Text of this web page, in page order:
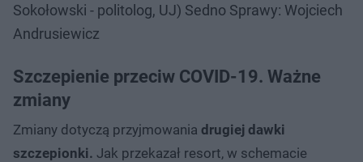
Sokołowski - politolog, UJ) Sedno Sprawy: Wojciech
Andrusiewicz
Szczepienie przeciw COVID-19. Ważne
zmiany
Zmiany dotyczą przyjmowania drugiej dawki
szczepionki. Jak przekazał resort, w schemacie